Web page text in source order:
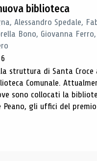
biblioteca
Alessandro Spedale,
Bono, Giovanna
struttura di Santa Croce
Comunale.
sono collocati la
Peano, gli uffici del